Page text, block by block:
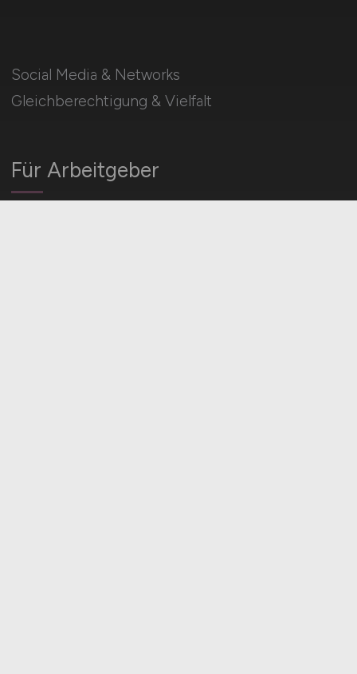
Social Media & Networks
Gleichberechtigung & Vielfalt
Für Arbeitgeber